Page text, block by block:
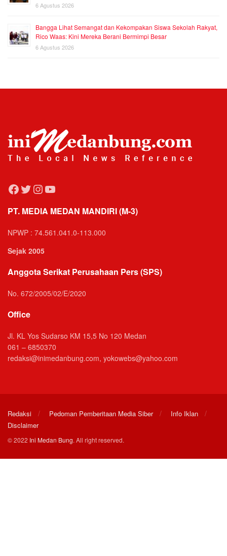
6 Agustus 2026
Bangga Lihat Semangat dan Kekompakan Siswa Sekolah Rakyat,
Rico Waas: Kini Mereka Berani Bermimpi Besar
6 Agustus 2026
Facebook
Twitter
Instagram
YouTube
PT. MEDIA MEDAN MANDIRI (M-3)
NPWP : 74.561.041.0-113.000
Sejak 2005
Anggota Serikat Perusahaan Pers (SPS)
No. 672/2005/02/E/2020
Office
Jl. KL Yos Sudarso KM 15,5 No 120 Medan
061 – 6850370
redaksi@inimedanbung.com, yokowebs@yahoo.com
Redaksi Pedoman Pemberitaan Media Siber
Info Iklan
Disclaimer
© 2022 Ini Medan Bung. All right reserved.